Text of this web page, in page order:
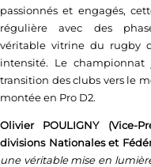
passionnés et engagés,
régulière avec des
véritable vitrine du rugby
intensité. Le
transition des clubs vers le
montée en Pro D2.
Olivier POULIGNY
divisions Nationales et
une véritable mise en